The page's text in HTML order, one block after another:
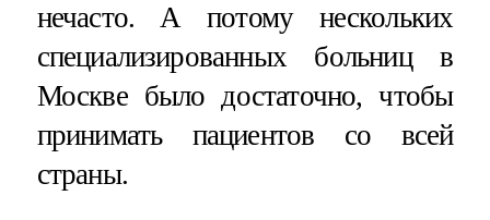
нечасто. А потому нескольких
специализированных больниц в
Москве было достаточно, чтобы
принимать пациентов со всей
страны.